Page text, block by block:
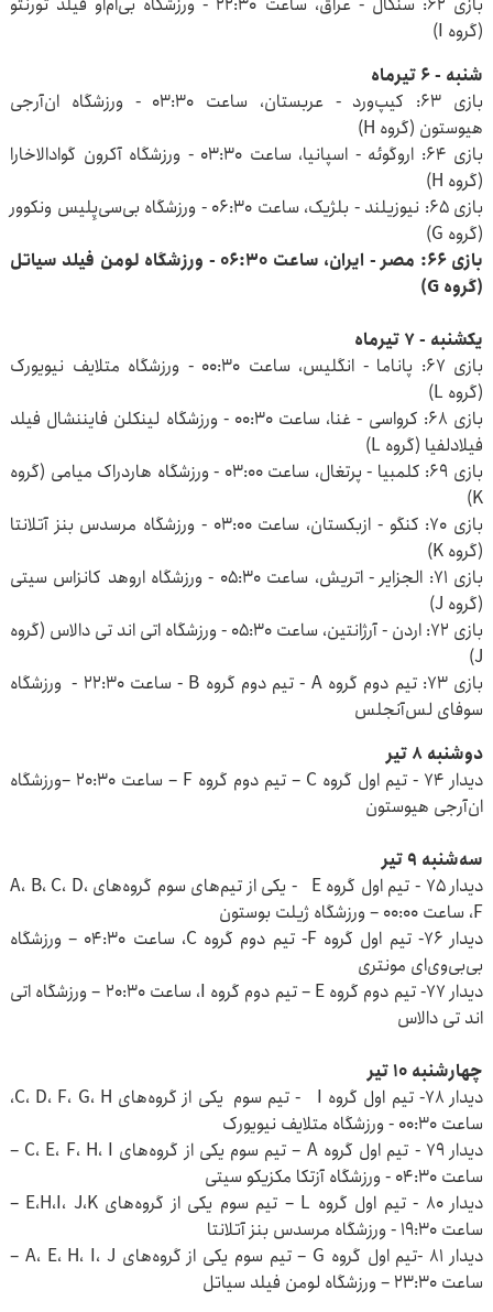
(گروه I)
شنبه - ۶ تیرماه
بازی ۶۳: کیپ‌ورد - عربستان، ساعت ۰۳:۳۰ - ورزشگاه ان‌آرجی
هیوستون (گروه H)
بازی ۶۴: اروگوئه - اسپانیا، ساعت ۰۳:۳۰ - ورزشگاه آکرون گوادالاخارا
(گروه H)
بازی ۶۵: نیوزیلند - بلژیک، ساعت ۰۶:۳۰ - ورزشگاه بی‌سی‌پِلیس ونکوور
(گروه G)
بازی ۶۶: مصر - ایران، ساعت ۰۶:۳۰ - ورزشگاه لومن فیلد سیاتل
(گروه G)
یکشنبه - ۷ تیرماه
بازی ۶۷: پاناما - انگلیس، ساعت ۰۰:۳۰ - ورزشگاه متلایف نیویورک
(گروه L)
بازی ۶۸: کرواسی - غنا، ساعت ۰۰:۳۰ - ورزشگاه لینکلن فایننشال فیلد
فیلادلفیا (گروه L)
بازی ۶۹: کلمبیا - پرتغال، ساعت ۰۳:۰۰ - ورزشگاه هاردراک میامی (گروه
K)
بازی ۷۰: کنگو - ازبکستان، ساعت ۰۳:۰۰ - ورزشگاه مرسدس بنز آتلانتا
(گروه K)
بازی ۷۱: الجزایر - اتریش، ساعت ۰۵:۳۰ - ورزشگاه اروهد کانزاس سیتی
(گروه J)
بازی ۷۲: اردن - آرژانتین، ساعت ۰۵:۳۰ - ورزشگاه اتی‌ اند تی دالاس (گروه
J)
بازی ۷۳: تیم دوم گروه A - تیم دوم گروه B - ساعت ۲۲:۳۰ - ورزشگاه
سوفای لس‌آنجلس
دوشنبه ۸ تیر
دیدار ۷۴ - تیم اول گروه C – تیم دوم گروه F – ساعت ۲۰:۳۰ –ورزشگاه
ان‌آرجی هیوستون
سه‌شنبه ۹ تیر
دیدار ۷۵ - تیم اول گروه E - یکی از تیم‌های سوم گروه‌های A، B، C، D،
F، ساعت ۰۰:۰۰ – ورزشگاه ژیلت بوستون
دیدار ۷۶- تیم اول گروه F- تیم دوم گروه C، ساعت ۰۴:۳۰ – ورزشگاه
بی‌بی‌وی‌ای مونتری
دیدار ۷۷- تیم دوم گروه E – تیم دوم گروه I، ساعت ۲۰:۳۰ – ورزشگاه اتی‌
اند تی دالاس
چهارشنبه ۱۰ تیر
دیدار ۷۸- تیم اول گروه I - تیم سوم یکی از گروه‌های C، D، F، G، H،
ساعت ۰۰:۳۰ - ورزشگاه متلایف نیویورک
دیدار ۷۹ - تیم اول گروه A – تیم سوم یکی از گروه‌های C، E، F، H، I –
ساعت ۰۴:۳۰ - ورزشگاه آزتکا مکزیکو سیتی
دیدار ۸۰ - تیم اول گروه L – تیم سوم یکی از گروه‌های E،H،I، J،K –
ساعت ۱۹:۳۰ - ورزشگاه مرسدس بنز آتلانتا
دیدار ۸۱ -تیم اول گروه G – تیم سوم یکی از گروه‌های A، E، H، I، J –
ساعت ۲۳:۳۰ – ورزشگاه لومن فیلد سیاتل